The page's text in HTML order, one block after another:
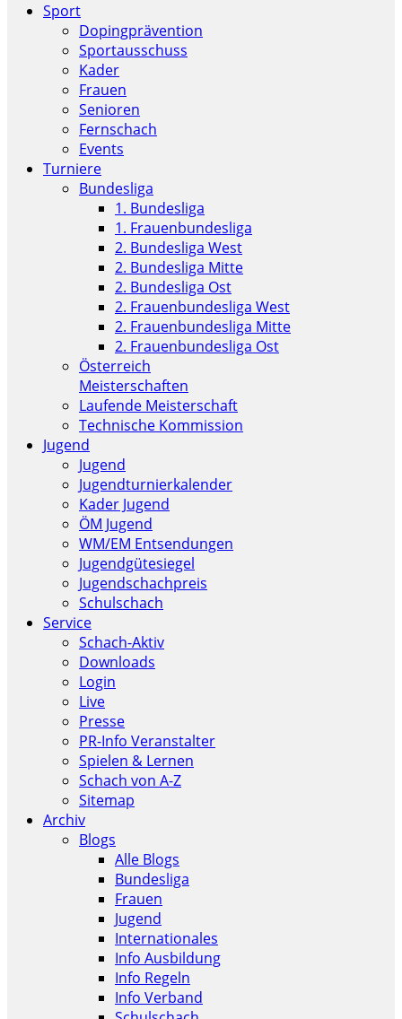
Sport
Dopingprävention
Sportausschuss
Kader
Frauen
Senioren
Fernschach
Events
Turniere
Bundesliga
1. Bundesliga
1. Frauenbundesliga
2. Bundesliga West
2. Bundesliga Mitte
2. Bundesliga Ost
2. Frauenbundesliga West
2. Frauenbundesliga Mitte
2. Frauenbundesliga Ost
Österreich
Meisterschaften
Laufende Meisterschaft
Technische Kommission
Jugend
Jugend
Jugendturnierkalender
Kader Jugend
ÖM Jugend
WM/EM Entsendungen
Jugendgütesiegel
Jugendschachpreis
Schulschach
Service
Schach-Aktiv
Downloads
Login
Live
Presse
PR-Info Veranstalter
Spielen & Lernen
Schach von A-Z
Sitemap
Archiv
Blogs
Alle Blogs
Bundesliga
Frauen
Jugend
Internationales
Info Ausbildung
Info Regeln
Info Verband